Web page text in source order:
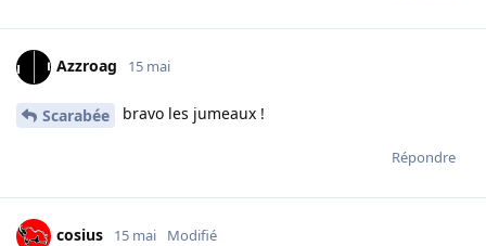
Azzroag 15 mai
Scarabée bravo les jumeaux !
Répondre
cosius 15 mai Modifié